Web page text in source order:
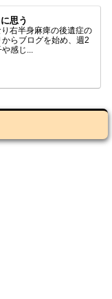
思う
右半身麻痺の後遺症の
らブログを始め、週2
感じ...